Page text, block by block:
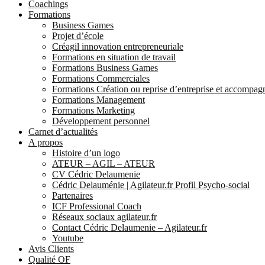
Coachings
Formations
Business Games
Projet d’école
Créagil innovation entrepreneuriale
Formations en situation de travail
Formations Business Games
Formations Commerciales
Formations Création ou reprise d’entreprise et
Formations Management
Formations Marketing
Développement personnel
Carnet d’actualités
A propos
Histoire d’un logo
ATEUR – AGIL – ATEUR
CV Cédric Delaumenie
Cédric Delauménie | Agilateur.fr Profil Psycho-social
Partenaires
ICF Professional Coach
Réseaux sociaux agilateur.fr
Contact Cédric Delaumenie – Agilateur.fr
Youtube
Avis Clients
Qualité OF